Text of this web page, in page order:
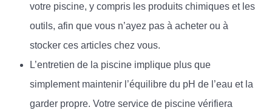
votre piscine, y compris les produits chimiques et les
outils, afin que vous n’ayez pas à acheter ou à
stocker ces articles chez vous.
L’entretien de la piscine implique plus que
simplement maintenir l’équilibre du pH de l’eau et la
garder propre. Votre service de piscine vérifiera